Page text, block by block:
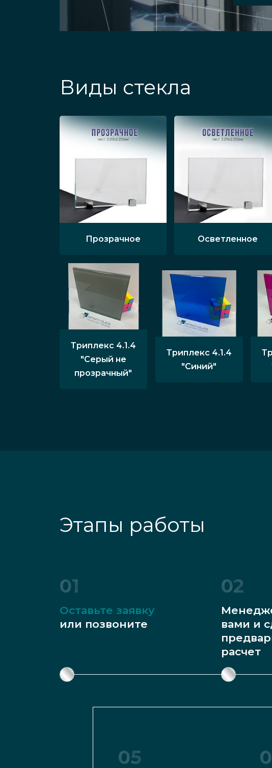
Виды стекла
Прозрачное Осветленное
Триплекс 4.1.4
"Серый не
прозрачный"
Триплекс 4.1.4
"Синий"
Этапы работы
01
Оставьте заявку
или позвоните
02
вами и
расчет
05